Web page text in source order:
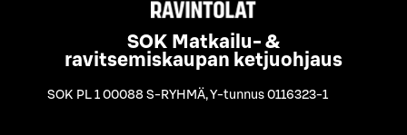
SOK Matkailu- &
ravitsemiskaupan ketjuohjaus
SOK PL 1 00088 S-RYHMÄ,Y-tunnus 0116323-1